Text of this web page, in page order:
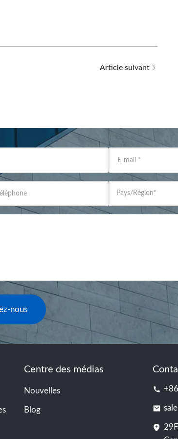
Article suivant
E-mail *
Pays/Région*
nous
Centre des médias
Nouvelles
Blog